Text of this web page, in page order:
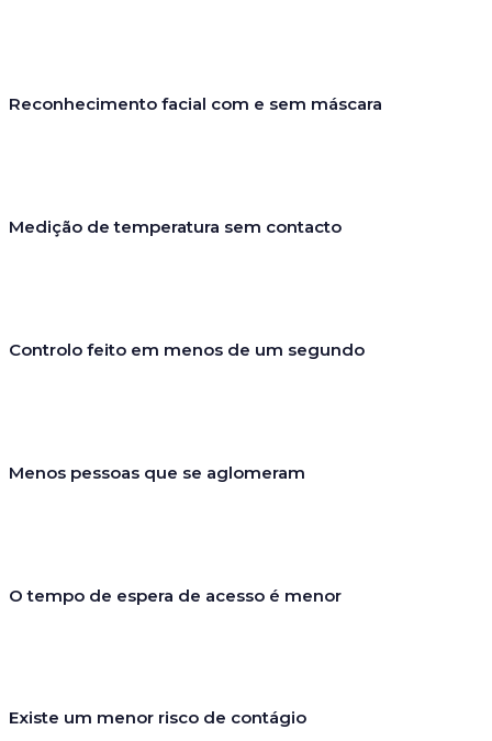
Reconhecimento facial com e sem máscara
Medição de temperatura sem contacto
Controlo feito em menos de um segundo
Menos pessoas que se aglomeram
O tempo de espera de acesso é menor
Existe um menor risco de contágio